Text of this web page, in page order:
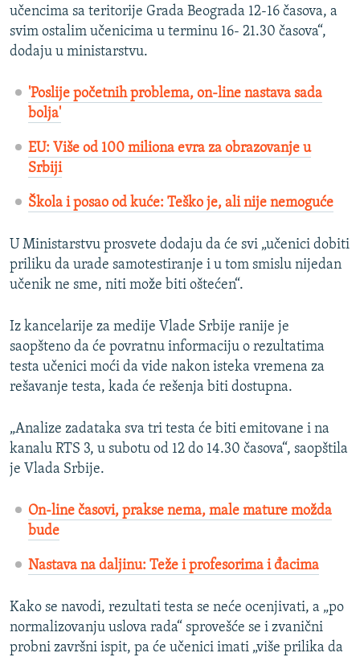
učencima sa teritorije Grada Beograda 12-16 časova, a
svim ostalim učenicima u terminu 16- 21.30 časova“,
dodaju u ministarstvu.
'Poslije početnih problema, on-line nastava sada
bolja'
EU: Više od 100 miliona evra za obrazovanje u
Srbiji
Škola i posao od kuće: Teško je, ali nije nemoguće
U Ministarstvu prosvete dodaju da će svi „učenici dobiti
priliku da urade samotestiranje i u tom smislu nijedan
učenik ne sme, niti može biti oštećen“.
Iz kancelarije za medije Vlade Srbije ranije je
saopšteno da će povratnu informaciju o rezultatima
testa učenici moći da vide nakon isteka vremena za
rešavanje testa, kada će rešenja biti dostupna.
„Analize zadataka sva tri testa će biti emitovane i na
kanalu RTS 3, u subotu od 12 do 14.30 časova“, saopštila
je Vlada Srbije.
On-line časovi, prakse nema, male mature možda
bude
Nastava na daljinu: Teže i profesorima i đacima
Kako se navodi, rezultati testa se neće ocenjivati, a „po
normalizovanju uslova rada“ sprovešće se i zvanični
probni završni ispit, pa će učenici imati „više prilika da